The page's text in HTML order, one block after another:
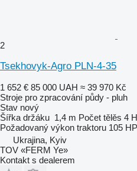
2
Tsekhovyk-Agro PLN-4-35
1 652 € 85 000 UAH ≈ 39 970 Kč
Stroje pro zpracování půdy - pluh
Stav nový
Šířka držáku 1,4 m Počet tělěs 4
Požadovaný výkon traktoru 105 HP
Ukrajina, Kyiv
TOV «FERM Ye»
Kontakt s dealerem